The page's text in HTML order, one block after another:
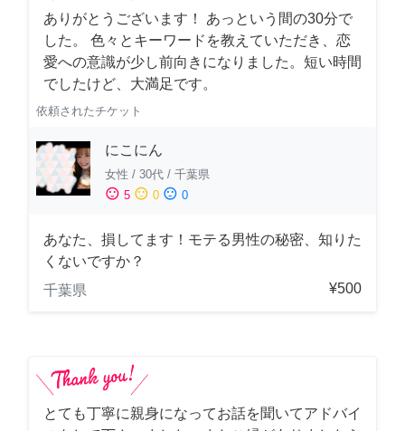
ありがとうございます！ あっという間の30分で
した。 色々とキーワードを教えていただき、恋
愛への意識が少し前向きになりました。短い時間
でしたけど、大満足です。
依頼されたチケット
にこにん
女性 / 30代 / 千葉県
sentiment_satisfied 5 sentiment_neutral 0 sentiment_dissatisfied 0
あなた、損してます！モテる男性の秘密、知りた
くないですか？
千葉県
¥500
とても丁寧に親身になってお話を聞いてアドバイ